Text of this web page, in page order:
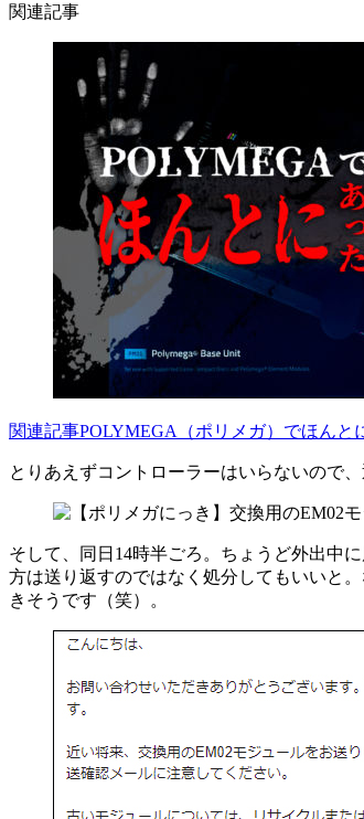
関連記事
関連記事POLYMEGA（ポリメガ）でほんと
とりあえずコントローラーはいらないので
そして、同日14時半ごろ。ちょうど外出中
方は送り返すのではなく処分してもいいと
きそうです（笑）。